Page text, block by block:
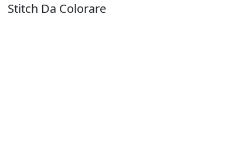
Colorare Pokemon